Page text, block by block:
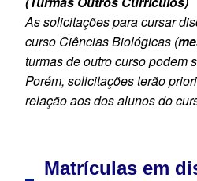
As solicitações para cursar
curso Ciências Biológicas (
turmas de outro curso podem
Porém, solicitações terão
relação aos dos alunos do
Matrículas em